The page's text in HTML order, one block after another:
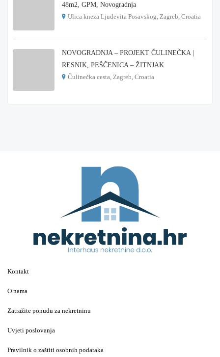
48m2, GPM, Novogradnja
Ulica kneza Ljudevita Posavskog, Zagreb, Croatia
NOVOGRADNJA – PROJEKT ČULINEČKA |
RESNIK, PEŠČENICA – ŽITNJAK
Čulinečka cesta, Zagreb, Croatia
Kontakt
O nama
Zatražite ponudu za nekretninu
Uvjeti poslovanja
Pravilnik o zaštiti osobnih podataka